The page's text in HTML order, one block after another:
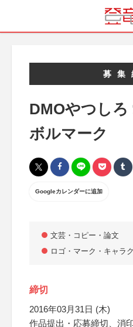
募集
DMOやつしろ
ボルマーク
Googleカレンダーに追加
文芸・コピー・論文
ロゴ・マーク・キャラ
締切
2016年03月31日 (木)
作品提出・応募締切、消